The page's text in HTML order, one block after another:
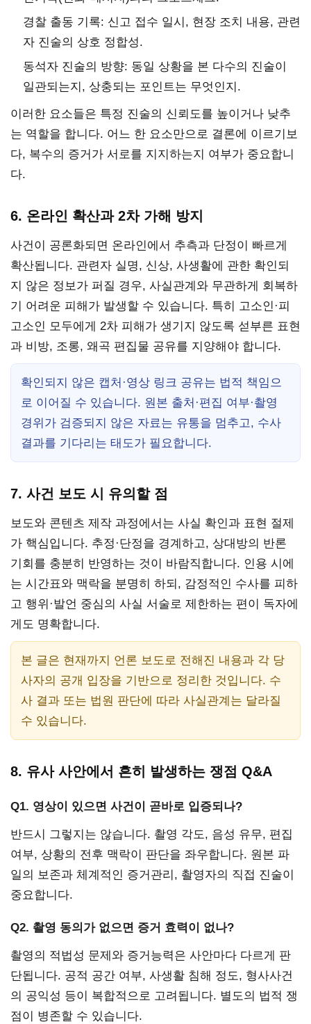
경찰 출동 기록: 신고 접수 일시, 현장 조치 내용, 관련
자 진술의 상호 정합성.
동석자 진술의 방향: 동일 상황을 본 다수의 진술이
일관되는지, 상충되는 포인트는 무엇인지.
이러한 요소들은 특정 진술의 신뢰도를 높이거나 낮추
는 역할을 합니다. 어느 한 요소만으로 결론에 이르기보
다, 복수의 증거가 서로를 지지하는지 여부가 중요합니
다.
6. 온라인 확산과 2차 가해 방지
사건이 공론화되면 온라인에서 추측과 단정이 빠르게
확산됩니다. 관련자 실명, 신상, 사생활에 관한 확인되
지 않은 정보가 퍼질 경우, 사실관계와 무관하게 회복하
기 어려운 피해가 발생할 수 있습니다. 특히 고소인·피
고소인 모두에게 2차 피해가 생기지 않도록 섣부른 표현
과 비방, 조롱, 왜곡 편집물 공유를 지양해야 합니다.
확인되지 않은 캡처·영상 링크 공유는 법적 책임으
로 이어질 수 있습니다. 원본 출처·편집 여부·촬영
경위가 검증되지 않은 자료는 유통을 멈추고, 수사
결과를 기다리는 태도가 필요합니다.
7. 사건 보도 시 유의할 점
보도와 콘텐츠 제작 과정에서는 사실 확인과 표현 절제
가 핵심입니다. 추정·단정을 경계하고, 상대방의 반론
기회를 충분히 반영하는 것이 바람직합니다. 인용 시에
는 시간표와 맥락을 분명히 하되, 감정적인 수사를 피하
고 행위·발언 중심의 사실 서술로 제한하는 편이 독자에
게도 명확합니다.
본 글은 현재까지 언론 보도로 전해진 내용과 각 당
사자의 공개 입장을 기반으로 정리한 것입니다. 수
사 결과 또는 법원 판단에 따라 사실관계는 달라질
수 있습니다.
8. 유사 사안에서 흔히 발생하는 쟁점 Q&A
Q1. 영상이 있으면 사건이 곧바로 입증되나?
반드시 그렇지는 않습니다. 촬영 각도, 음성 유무, 편집
여부, 상황의 전후 맥락이 판단을 좌우합니다. 원본 파
일의 보존과 체계적인 증거관리, 촬영자의 직접 진술이
중요합니다.
Q2. 촬영 동의가 없으면 증거 효력이 없나?
촬영의 적법성 문제와 증거능력은 사안마다 다르게 판
단됩니다. 공적 공간 여부, 사생활 침해 정도, 형사사건
의 공익성 등이 복합적으로 고려됩니다. 별도의 법적 쟁
점이 병존할 수 있습니다.